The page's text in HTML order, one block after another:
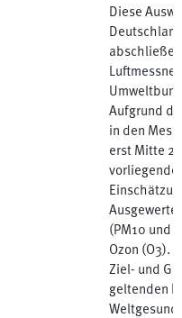
Diese
Aufgrund
in den
erst Mitte
(PM10 und
Ozon (O3).
Ziel- und
geltenden